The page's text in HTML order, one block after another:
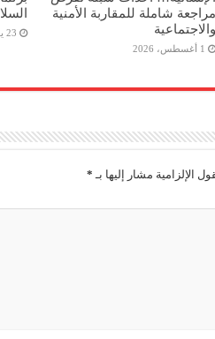
مراجعة شاملة للمقاربة الأمنية
والاجتماعية
1 أغسطس، 2026
23 يوليو، 2026
الإلزامية مشار إليها بـ *